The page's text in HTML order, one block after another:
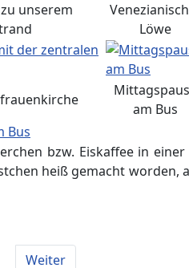
unserem
Löwe
am Bus
bzw. Eiskaffee in
heiß gemacht
Weiter